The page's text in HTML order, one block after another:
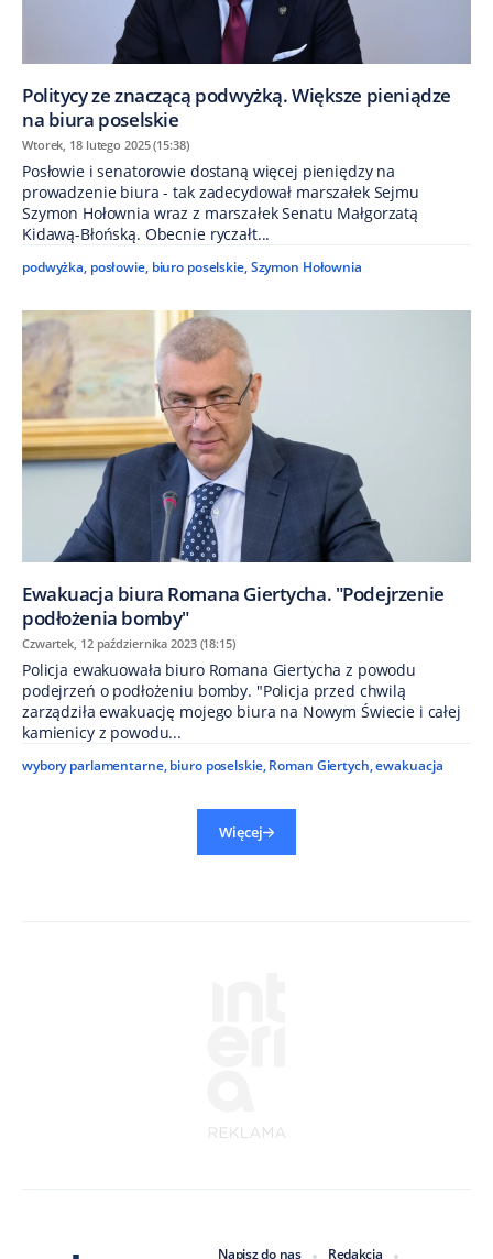
Politycy ze znaczącą podwyżką. Większe pieniądze
na biura poselskie
Wtorek, 18 lutego 2025 (15:38)
Posłowie i senatorowie dostaną więcej pieniędzy na
prowadzenie biura - tak zadecydował marszałek Sejmu
Szymon Hołownia wraz z marszałek Senatu Małgorzatą
Kidawą-Błońską. Obecnie ryczałt...
podwyżka, posłowie, biuro poselskie,Szymon Hołownia
Ewakuacja biura Romana Giertycha. "Podejrzenie
podłożenia bomby"
Czwartek, 12 października 2023 (18:15)
Policja ewakuowała biuro Romana Giertycha z powodu
podejrzeń o podłożeniu bomby. "Policja przed chwilą
zarządziła ewakuację mojego biura na Nowym Świecie i całej
kamienicy z powodu...
wybory parlamentarne, biuro poselskie, Roman Giertych,ewakuacja
Więcej
Napisz do nas Redakcja